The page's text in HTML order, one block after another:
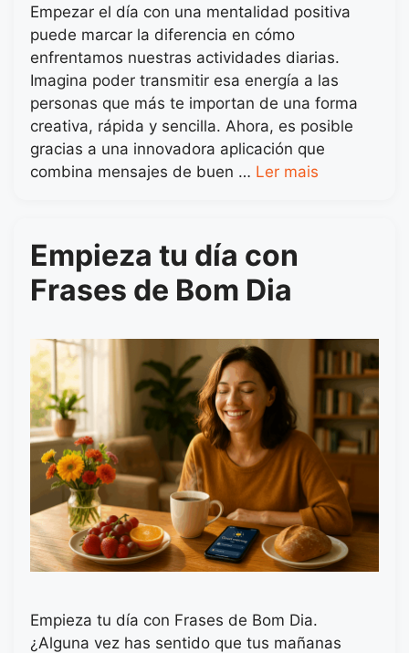
Empezar el día con una mentalidad positiva
puede marcar la diferencia en cómo
enfrentamos nuestras actividades diarias.
Imagina poder transmitir esa energía a las
personas que más te importan de una forma
creativa, rápida y sencilla. Ahora, es posible
gracias a una innovadora aplicación que
combina mensajes de buen … Ler mais
Empieza tu día con
Frases de Bom Dia
Empieza tu día con Frases de Bom Dia.
¿Alguna vez has sentido que tus mañanas